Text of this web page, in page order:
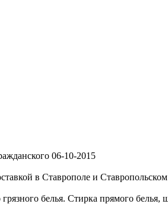
06-10-2015
в Ставрополе и
белья. Стирка прямого